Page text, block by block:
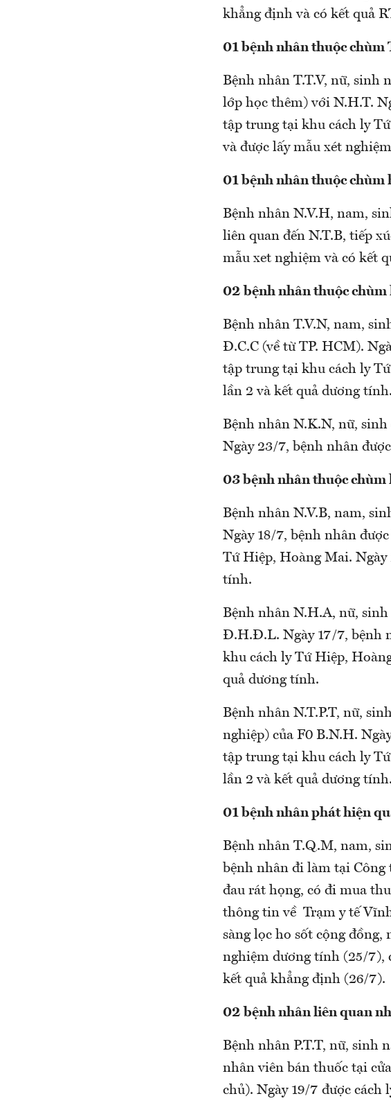
khẳng định và có kết quả
01 bệnh nhân thuộc
Bệnh nhân T.T.V, nữ, sinh
lớp học thêm) với N.H.T.
tập trung tại khu cách ly
và được lấy mẫu xét
01 bệnh nhân thuộc chùm
Bệnh nhân N.V.H, nam,
liên quan đến N.T.B, tiếp
mẫu xet nghiệm và có kết
02 bệnh nhân thuộc
Bệnh nhân T.V.N, nam,
Đ.C.C (về từ TP. HCM).
tập trung tại khu cách ly
lần 2 và kết quả dương tính.
Bệnh nhân N.K.N, nữ,
Ngày 23/7, bệnh nhân
03 bệnh nhân thuộc
Bệnh nhân N.V.B, nam,
Ngày 18/7, bệnh nhân
Tứ Hiệp, Hoàng Mai. Ngày
tính.
Bệnh nhân N.H.A, nữ,
Đ.H.Đ.L. Ngày 17/7, bệnh
khu cách ly Tứ Hiệp,
quả dương tính.
Bệnh nhân N.T.P.T, nữ,
nghiệp) của F0 B.N.H.
tập trung tại khu cách ly
lần 2 và kết quả dương tính.
01 bệnh nhân phát hiện
Bệnh nhân T.Q.M, nam,
bệnh nhân đi làm tại
đau rát họng, có đi mua
thông tin về Trạm y tế
sàng lọc ho sốt cộng đồng,
nghiệm dương tính (25/7),
kết quả khẳng định (26/7).
02 bệnh nhân liên quan
Bệnh nhân P.T.T, nữ, sinh
nhân viên bán thuốc tại
chủ). Ngày 19/7 được